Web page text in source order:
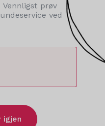
prøv
ved
igjen